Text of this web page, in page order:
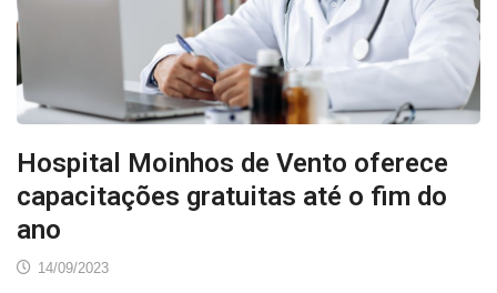
Hospital Moinhos de Vento oferece
capacitações gratuitas até o fim do
ano
14/09/2023